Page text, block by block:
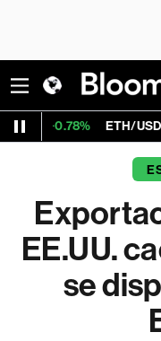
ETH/USD 1,913.96
EE.UU.
se